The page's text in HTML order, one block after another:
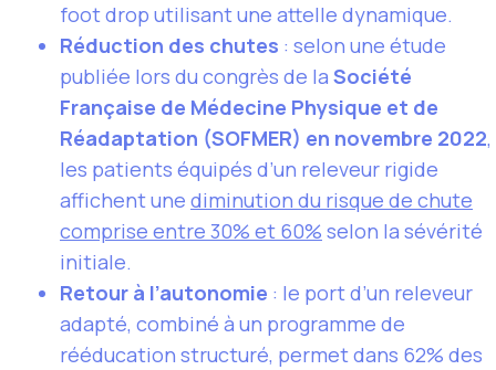
foot drop utilisant une attelle dynamique.
Réduction des chutes : selon une étude
publiée lors du congrès de la Société
Française de Médecine Physique et de
Réadaptation (SOFMER) en novembre 2022,
les patients équipés d’un releveur rigide
affichent une diminution du risque de chute
comprise entre 30% et 60% selon la sévérité
initiale.
Retour à l’autonomie : le port d’un releveur
adapté, combiné à un programme de
rééducation structuré, permet dans 62% des